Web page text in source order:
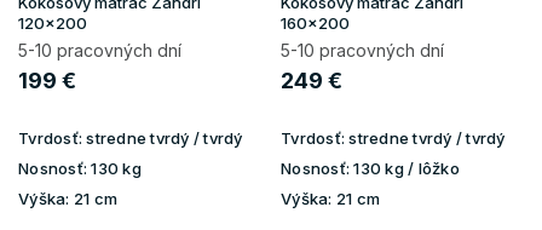
120x200
5-10 pracovných dní
199 €
Tvrdosť: stredne tvrdý / tvrdý
Nosnosť: 130 kg
Výška: 21 cm
160x200
5-10 pracovných dní
249 €
Tvrdosť: stredne tvrdý / tvrdý
Nosnosť: 130 kg / lôžko
Výška: 21 cm